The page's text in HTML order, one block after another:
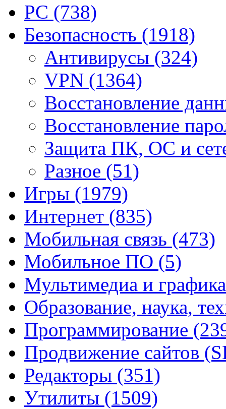
PC (738)
Безопасность (1918)
Антивирусы (324)
VPN (1364)
Восстановление
Восстановление
Защита ПК, ОС и
Разное (51)
Игры (1979)
Интернет (835)
Мобильная связь (473)
Мобильное ПО (5)
Мультимедиа и
Образование, наука,
Программирование
Продвижение сайтов
Редакторы (351)
Утилиты (1509)